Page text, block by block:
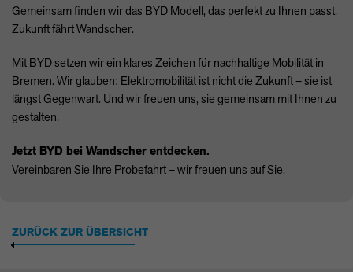
Gemeinsam finden wir das BYD Modell, das perfekt zu Ihnen passt.
Zukunft fährt Wandscher.
Mit BYDsetzen wir ein klares Zeichen für nachhaltige Mobilität in
Bremen. Wir glauben: Elektromobilität ist nicht die Zukunft – sie ist
längst Gegenwart. Und wir freuen uns, sie gemeinsam mit Ihnen zu
gestalten.
Jetzt BYD bei Wandscher entdecken.
Vereinbaren Sie Ihre Probefahrt – wir freuen uns auf Sie.
ZURÜCK ZUR ÜBERSICHT